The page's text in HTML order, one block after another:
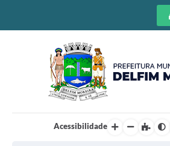
Acessibilidade